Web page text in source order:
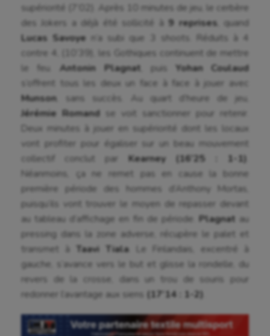
Athlétisme
Auto
supériorité (7’02). Après 10 minutes de jeu, le cerbère
des Jokers a déjà été sollicité à 9 reprises , quand
Lucas Savoye n’a subi que 3 shoots. Réduits à 4
contre 4, (10’39), les Gothiques continuent de mettre
le feu. Antonin Plagnat , puis Yohan Coulaud
s’offrent tous les deux un face à face à jouer avec
Munson , sans succès. Au quart d’heure de jeu,
Jérémie Romand se voit sanctionner pour retenir.
Deux minutes à jouer en supériorité dont les locaux
vont profiter pour égaliser sur un beau mouvement
collectif conclut par Kearney (16’25 : 1-1)
Néanmoins, ça ne remet pas en cause la bonne
première période des hommes d’Anthony Mortas,
puisqu’ils vont trouver le moyen de repasser devant
au tableau d’affichage en fin de période. Plagnat au
pressing dans la zone adverse, récupère le palet et
transmet à Taavi Tiala. Le Finlandais, excentré à
gauche, s’avance vers le but et glisse la rondelle, du
revers de la crosse, dans un trou de souris pour
redonner l’avantage aux siens (17’14 : 1-2)